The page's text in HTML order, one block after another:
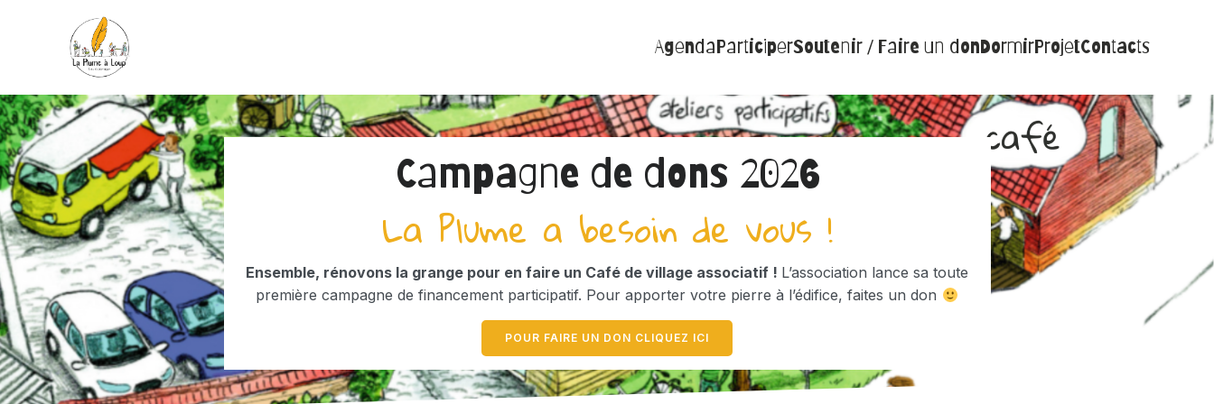
AgendaParticiperSoutenir / Faire un donDormirProjetContacts
Campagne de dons 2026
La Plume a besoin de vous !
Ensemble, rénovons la grange pour en faire un Café de village associatif ! L’association lance sa toute
première campagne de financement participatif. Pour apporter votre pierre à l’édifice, faites un don
POUR FAIRE UN DON CLIQUEZ ICI